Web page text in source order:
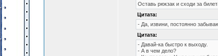
Оставь рюкзак и сходи за
Цитата:
- Да, извини, постоянно
Цитата:
- Давай-ка быстро к выходу.
- А в чем дело?